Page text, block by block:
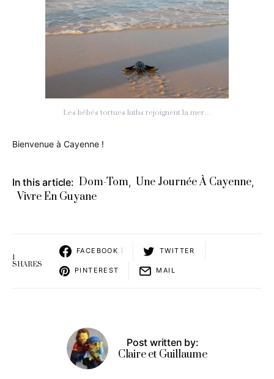
Les bébés tortues luths rejoignent la mer…
Bienvenue à Cayenne !
In this article: Dom-Tom, Une Journée À Cayenne,
Vivre En Guyane
1
SHARES
FACEBOOK 1 TWITTER
PINTEREST MAIL
Post written by:
Claire et Guillaume